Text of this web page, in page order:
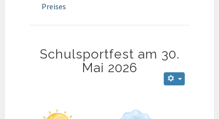
Preises
Schulsportfest am 30.
Mai 2026